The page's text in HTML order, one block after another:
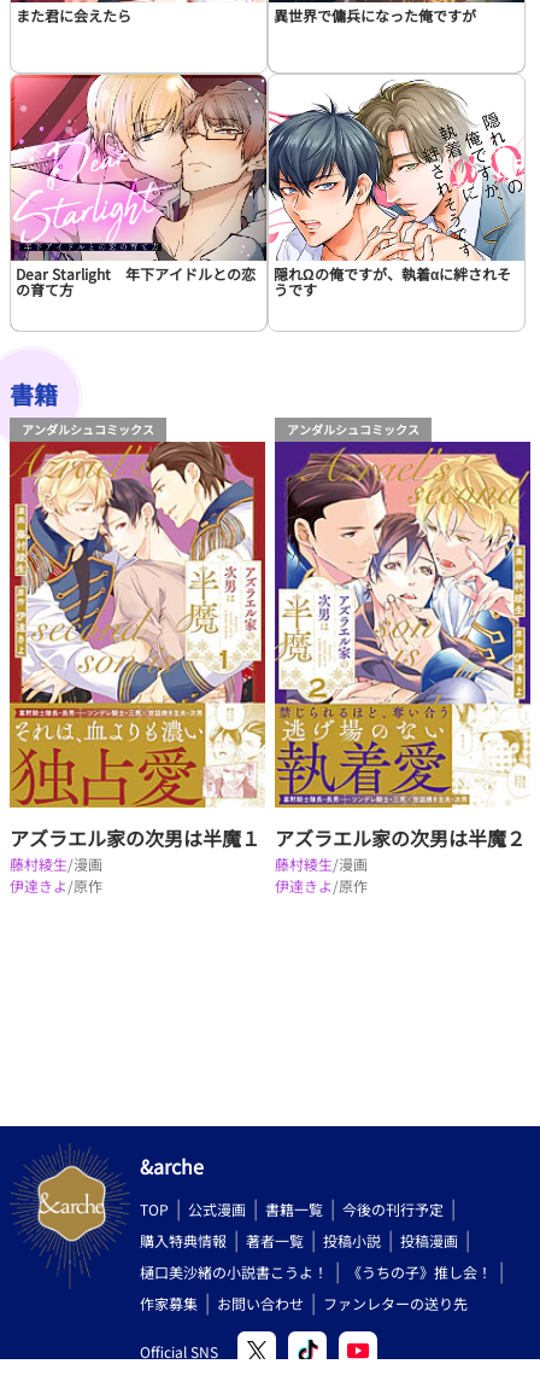
また君に会えたら 異世界で傭兵になった俺ですが
Dear Starlight 年下アイドルとの恋
の育て方
隠れΩの俺ですが、執着αに絆されそ
うです
書籍
アンダルシュコミックス
アズラエル家の次男は半魔１
藤村綾生/漫画
伊達きよ/原作
アンダルシュコミックス
アズラエル家の次男は半魔２
藤村綾生/漫画
伊達きよ/原作
&arche
TOP 公式漫画 書籍一覧
今後の刊行予定
購入特典情報
著者一覧 投稿小説
投稿漫画
樋口美沙緒の小説書こうよ！
《うちの子》推し会！
作家募集
お問い合わせ ファンレターの送り先
Official SNS